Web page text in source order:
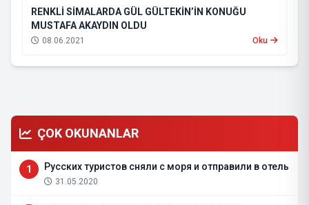
RENKLİ SİMALARDA GÜL GÜLTEKİN’İN KONUĞU
MUSTAFA AKAYDIN OLDU
08.06.2021 Oku
ÇOK OKUNANLAR
1 Русских туристов сняли с моря и отправили в отель
31.05.2020